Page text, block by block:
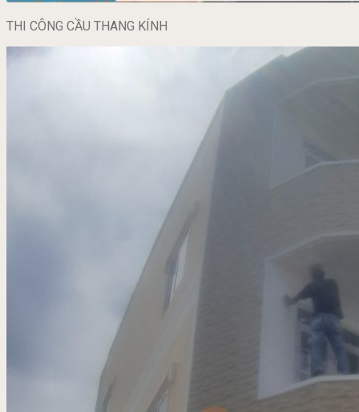
THI CÔNG CẦU THANG KÍNH